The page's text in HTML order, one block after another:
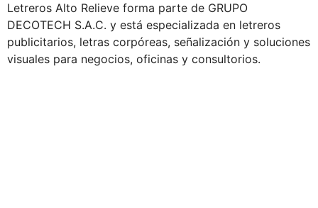
Letreros Alto Relieve forma parte de GRUPO
DECOTECH S.A.C. y está especializada en letreros
publicitarios, letras corpóreas, señalización y soluciones
visuales para negocios, oficinas y consultorios.